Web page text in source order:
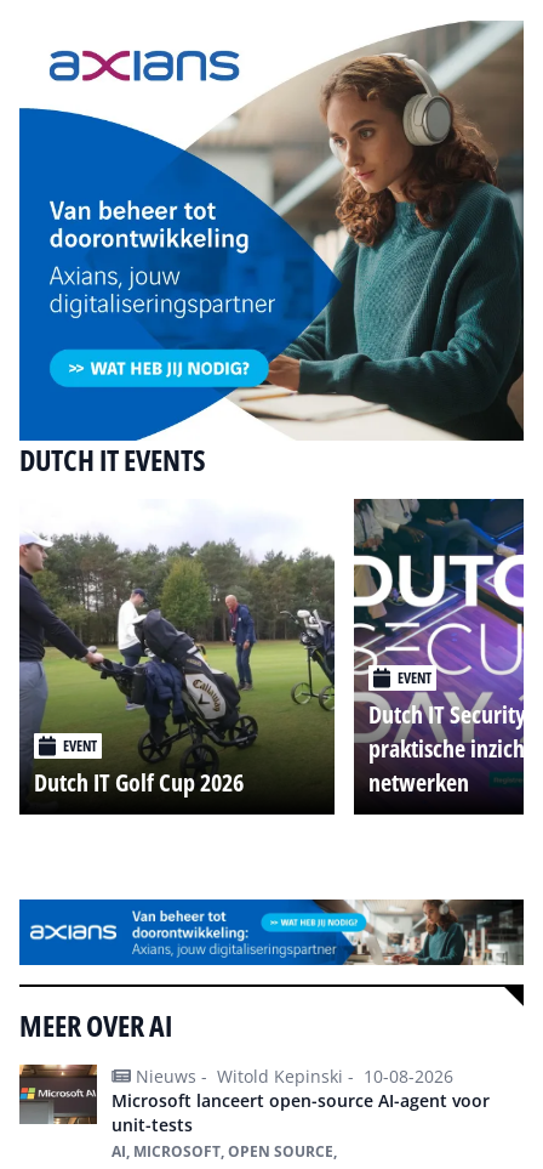
DUTCH IT EVENTS
EVENT
Dutch IT Golf Cup 2026
EVENT
Dutch IT Security
praktische
netwerken
MEER OVER AI
Nieuws - Witold Kepinski - 10-08-2026
Microsoft lanceert open-source AI-agent voor
unit-tests
AI, MICROSOFT, OPEN SOURCE,